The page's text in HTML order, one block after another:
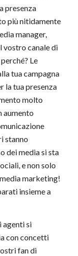
presenza
più nitidamente
manager,
vostro canale di
Le
tua campagna
la tua presenza
molto
aumento
stanno
dei media si sta
e non solo
marketing!
insieme a
agenti si
con concetti
fan di